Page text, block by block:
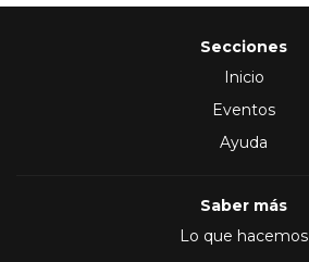
Secciones
Inicio
Eventos
Ayuda
Saber más
Lo que hacemos